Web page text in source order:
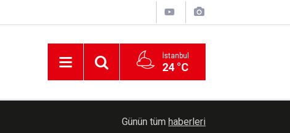
İstanbul
24 °C
Irak kuvvetlerinin hazırlık seviyesi arttırıldı
Günün tüm haberleri